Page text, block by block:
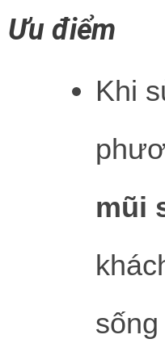
Ưu điểm
Khi
mũi